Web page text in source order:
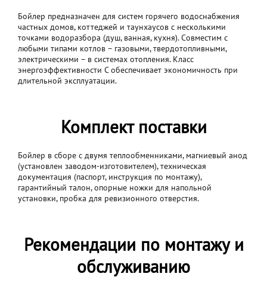
Бойлер предназначен для систем горячего водоснабжения
частных домов, коттеджей и таунхаусов с несколькими
точками водоразбора (душ, ванная, кухня). Совместим с
любыми типами котлов – газовыми, твердотопливными,
электрическими – в системах отопления. Класс
энергоэффективности С обеспечивает экономичность при
длительной эксплуатации.
Комплект поставки
Бойлер в сборе с двумя теплообменниками, магниевый анод
(установлен заводом-изготовителем), техническая
документация (паспорт, инструкция по монтажу),
гарантийный талон, опорные ножки для напольной
установки, пробка для ревизионного отверстия.
Рекомендации по монтажу и
обслуживанию